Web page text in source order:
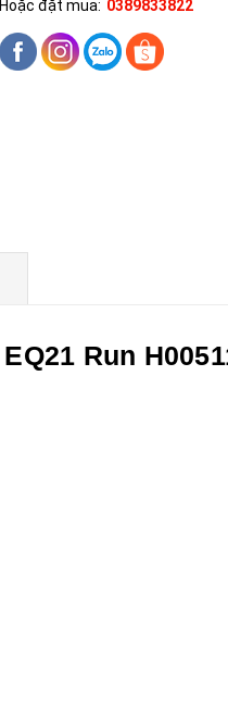
Hoặc đặt mua: 0389833822
EQ21 Run